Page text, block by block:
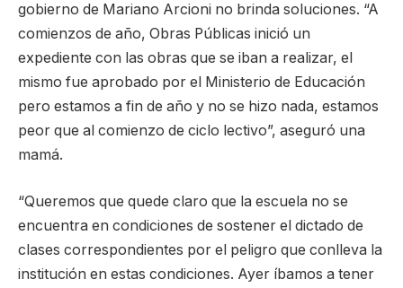
gobierno de Mariano Arcioni no brinda soluciones. “A
comienzos de año, Obras Públicas inició un
expediente con las obras que se iban a realizar, el
mismo fue aprobado por el Ministerio de Educación
pero estamos a fin de año y no se hizo nada, estamos
peor que al comienzo de ciclo lectivo”, aseguró una
mamá.
“Queremos que quede claro que la escuela no se
encuentra en condiciones de sostener el dictado de
clases correspondientes por el peligro que conlleva la
institución en estas condiciones. Ayer íbamos a tener